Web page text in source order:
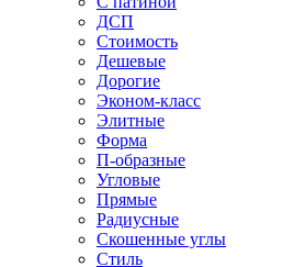
ДСП
Стоимость
Дешевые
Дорогие
Эконом-класс
Элитные
Форма
П-образные
Угловые
Прямые
Радиусные
Скошенные углы
Стиль